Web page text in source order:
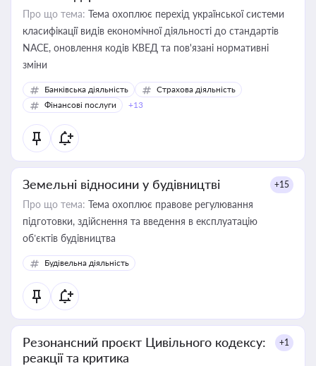
Про що тема: Тема охоплює перехід української системи
класифікації видів економічної діяльності до стандартів
NACE, оновлення кодів КВЕД та пов'язані нормативні
зміни
Банківська діяльність
Страхова діяльність
Фінансові послуги
+13
Земельні відносини у будівництві +15
Про що тема: Тема охоплює правове регулювання
підготовки, здійснення та введення в експлуатацію
об’єктів будівництва
Будівельна діяльність
Резонансний проєкт Цивільного кодексу:
реакції та критика
+1